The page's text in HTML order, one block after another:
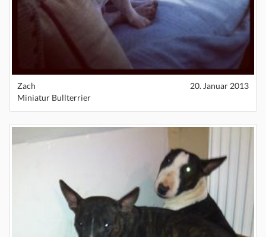
Zach
20. Januar 2013
Miniatur Bullterrier